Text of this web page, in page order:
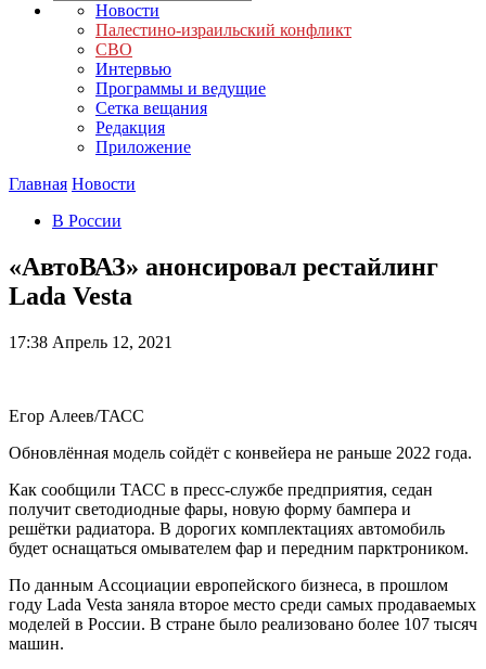
Новости
Палестино-израильский конфликт
СВО
Интервью
Программы и ведущие
Сетка вещания
Редакция
Приложение
Главная Новости
В России
«АвтоВАЗ» анонсировал рестайлинг
Lada Vesta
17:38 Апрель 12, 2021
Егор Алеев/ТАСС
Обновлённая модель сойдёт с конвейера не раньше 2022 года.
Как сообщили ТАСС в пресс-службе предприятия, седан
получит светодиодные фары, новую форму бампера и
решётки радиатора. В дорогих комплектациях автомобиль
будет оснащаться омывателем фар и передним парктроником.
По данным Ассоциации европейского бизнеса, в прошлом
году Lada Vesta заняла второе место среди самых продаваемых
моделей в России. В стране было реализовано более 107 тысяч
машин.